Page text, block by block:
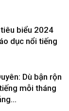
tiêu biểu 2024
dục nổi tiếng
Dù bận rộn
mỗi tháng